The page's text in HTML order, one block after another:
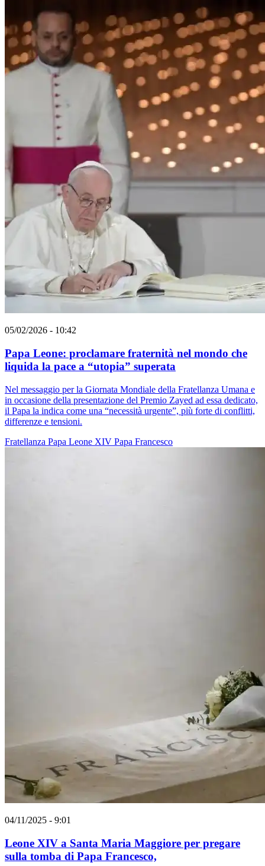
05/02/2026 - 10:42
Papa Leone: proclamare fraternità nel mondo che
liquida la pace a “utopia” superata
Nel messaggio per la Giornata Mondiale della Fratellanza Umana e
in occasione della presentazione del Premio Zayed ad essa dedicato,
il Papa la indica come una “necessità urgente”, più forte di conflitti,
differenze e tensioni.
Fratellanza Papa Leone XIV Papa Francesco
04/11/2025 - 9:01
Leone XIV a Santa Maria Maggiore per pregare
sulla tomba di Papa Francesco,